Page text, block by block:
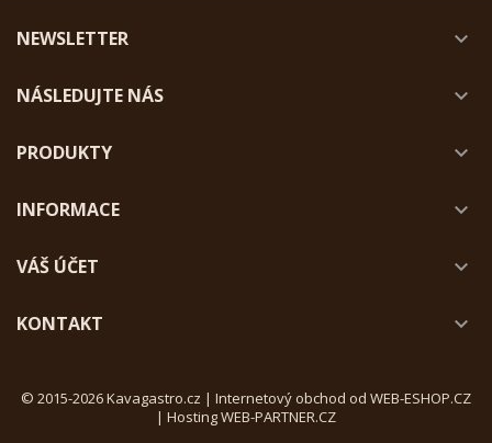
NEWSLETTER 
NÁSLEDUJTE NÁS 
PRODUKTY 
INFORMACE 
VÁŠ ÚČET 
KONTAKT 
© 2015-2026 Kavagastro.cz | Internetový obchod od WEB-ESHOP.CZ
| Hosting WEB-PARTNER.CZ